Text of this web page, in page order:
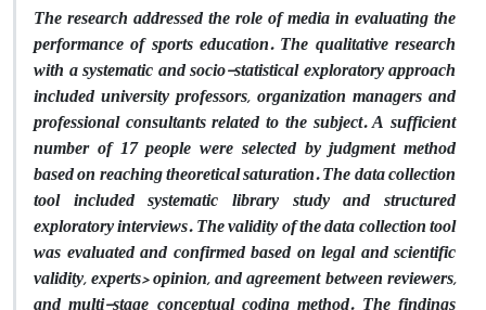
The research addressed the role of media in evaluating the
performance of sports education. The qualitative research
with a systematic and socio-statistical exploratory approach
included university professors, organization managers and
professional consultants related to the subject. A sufficient
number of 17 people were selected by judgment method
based on reaching theoretical saturation. The data collection
tool included systematic library study and structured
exploratory interviews. The validity of the data collection tool
was evaluated and confirmed based on legal and scientific
validity, experts› opinion, and agreement between reviewers,